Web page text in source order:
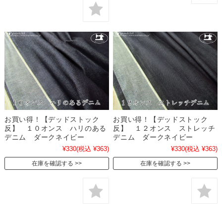
お買い得！【デッドストック
反】 １０オンス ハリのある
デニム ダークネイビー
¥330(税込 ¥363)
在庫を確認する
お買い得！【デッドストック
反】 １２オンス ストレッチ
デニム ダークネイビー
¥330(税込 ¥363)
在庫を確認する